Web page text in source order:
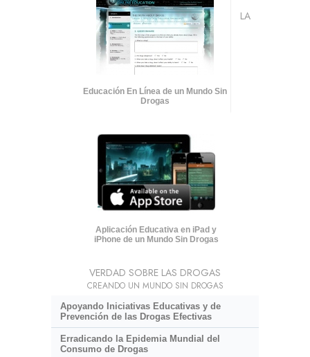
Educación En Línea de un Mundo Sin
Drogas
Aplicación Educativa en iPad y
iPhone de un Mundo Sin Drogas
LA
VERDAD SOBRE LAS DROGAS
CREANDO UN MUNDO SIN DROGAS
Apoyando Iniciativas Educativas y de
Prevención de las Drogas Efectivas
Erradicando la Epidemia Mundial del
Consumo de Drogas